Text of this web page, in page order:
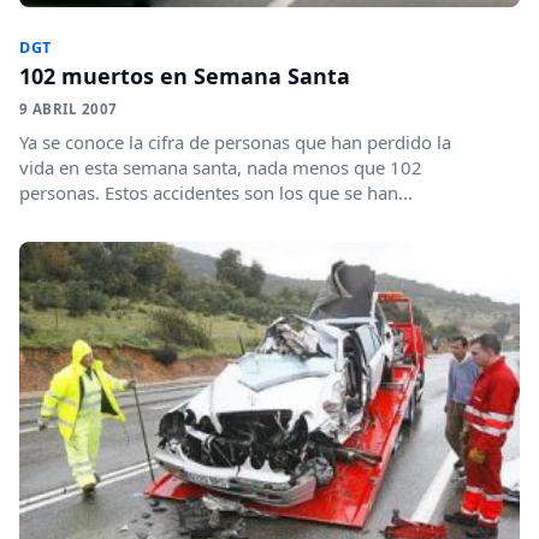
DGT
102 muertos en Semana Santa
9 ABRIL 2007
Ya se conoce la cifra de personas que han perdido la
vida en esta semana santa, nada menos que 102
personas. Estos accidentes son los que se han...